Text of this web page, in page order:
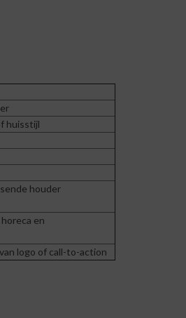
huisstijl
houder
en
logo of call-to-action